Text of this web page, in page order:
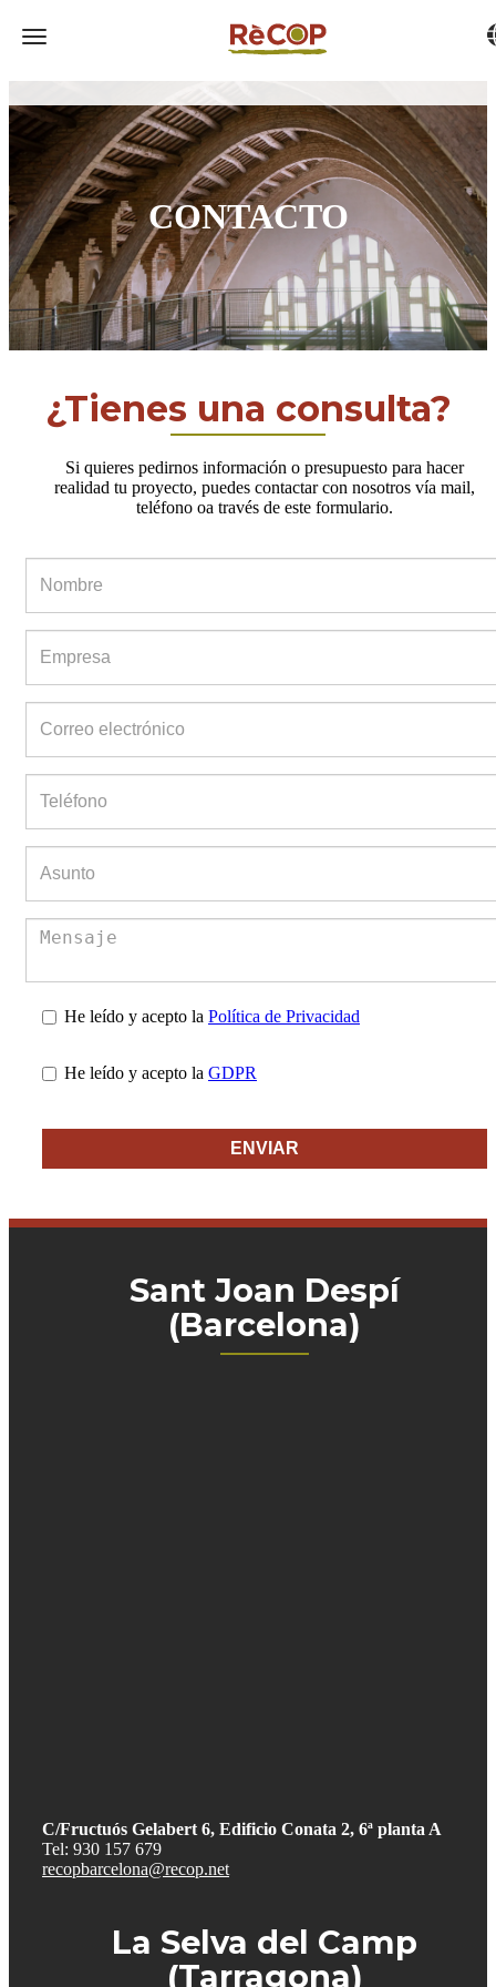
Toggle navigation
CONTACTO
¿Tienes una consulta?
Si quieres pedirnos información o presupuesto para hacer
realidad tu proyecto, puedes contactar con nosotros vía mail,
teléfono oa través de este formulario.
He leído y acepto la Política de Privacidad
He leído y acepto la GDPR
ENVIAR
Sant Joan Despí
(Barcelona)
C/Fructuós Gelabert 6, Edificio Conata 2, 6ª planta A
Tel: 930 157 679
recopbarcelona@recop.net
La Selva del Camp
(Tarragona)